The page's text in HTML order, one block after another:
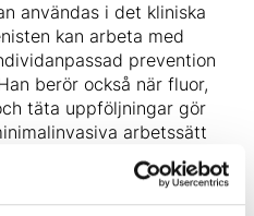
användas i det kliniska
kan arbeta med
prevention
berör också när fluor,
täta uppföljningar gör
arbetssätt
och erosionsdiagnostik